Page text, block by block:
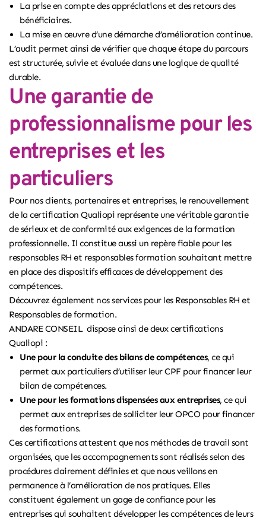
La prise en compte des appréciations et des retours des
bénéficiaires.
La mise en œuvre d’une démarche d’amélioration continue.
L’audit permet ainsi de vérifier que chaque étape du parcours
est structurée, suivie et évaluée dans une logique de qualité
durable.
Une garantie de
professionnalisme pour les
entreprises et les
particuliers
Pour nos clients, partenaires et entreprises, le renouvellement
de la certification Qualiopi représente une véritable garantie
de sérieux et de conformité aux exigences de la formation
professionnelle. Il constitue aussi un repère fiable pour les
responsables RH et responsables formation souhaitant mettre
en place des dispositifs efficaces de développement des
compétences.
Découvrez également nos services pour les Responsables RH et
Responsables de formation.
ANDARE CONSEIL dispose ainsi de deux certifications
Qualiopi :
Une pour la conduite des bilans de compétences, ce qui
permet aux particuliers d’utiliser leur CPF pour financer leur
bilan de compétences.
Une pour les formations dispensées aux entreprises, ce qui
permet aux entreprises de solliciter leur OPCO pour financer
des formations.
Ces certifications attestent que nos méthodes de travail sont
organisées, que les accompagnements sont réalisés selon des
procédures clairement définies et que nous veillons en
permanence à l’amélioration de nos pratiques. Elles
constituent également un gage de confiance pour les
entreprises qui souhaitent développer les compétences de leurs